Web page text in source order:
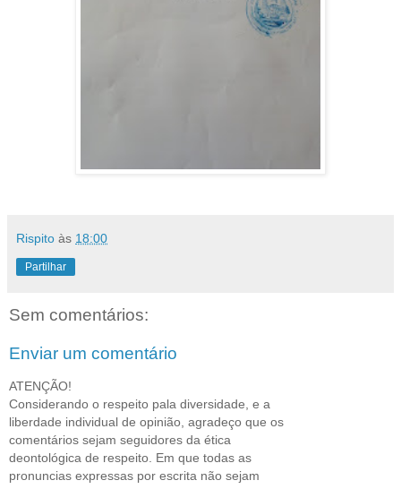
Rispito às 18:00
Partilhar
Sem comentários:
Enviar um comentário
ATENÇÃO!
Considerando o respeito pala diversidade, e a
liberdade individual de opinião, agradeço que os
comentários sejam seguidores da ética
deontológica de respeito. Em que todas as
pronuncias expressas por escrita não sejam